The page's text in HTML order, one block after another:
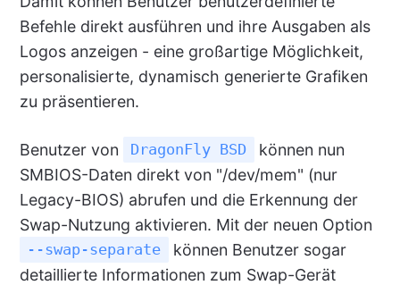
Befehle direkt ausführen und ihre Ausgaben als
Logos anzeigen - eine großartige Möglichkeit,
personalisierte, dynamisch generierte Grafiken
zu präsentieren.
Benutzer von DragonFly BSD
können nun
SMBIOS-Daten direkt von "/dev/mem" (nur
Legacy-BIOS) abrufen und die Erkennung der
Swap-Nutzung aktivieren. Mit der neuen Option
--swap-separate
können Benutzer sogar
detaillierte Informationen zum Swap-Gerät